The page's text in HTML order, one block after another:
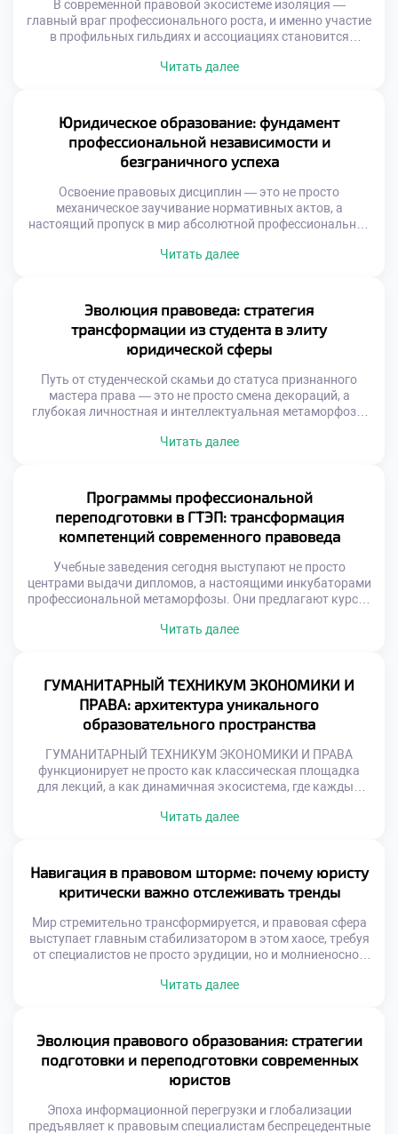
В современной правовой экосистеме изоляция —
главный враг профессионального роста, и именно участие
в профильных гильдиях и ассоциациях становится
сообщества. Интеграция в такие структуры открывает
которых невозможно представить карьеру топового
специалиста. Именно поэтому продуманное обучение в
московском […]
Читать далее
Юридическое образование: фундамент
профессиональной независимости и
безграничного успеха
Освоение правовых дисциплин — это не просто
механическое заучивание нормативных актов, а
настоящий пропуск в мир абсолютной профессиональной
увлекательный маршрут не заканчивается вручением
становится плацдармом для триумфа и самореализации.
Именно поэтому качественное обучение в московском
техникуме становится […]
Читать далее
Эволюция правоведа: стратегия
трансформации из студента в элиту
юридической сферы
Путь от студенческой скамьи до статуса признанного
мастера права — это не просто смена декораций, а
глубокая личностная и интеллектуальная метаморфоза.
давлением: от необходимости вызубрить массивы
московском техникуме становится тем самым надежным
трамплином, который позволяет будущим экспертам не
[…]
Читать далее
Программы профессиональной
переподготовки в ГТЭП: трансформация
компетенций современного правоведа
Учебные заведения сегодня выступают не просто
центрами выдачи дипломов, а настоящими инкубаторами
профессиональной метаморфозы. Они предлагают курсы,
меняют парадигму правового мышления, интегрируя
московском техникуме становится тем самым
стратегическим активом, который превращает
специалиста в универсального бойца, готового к […]
Читать далее
ГУМАНИТАРНЫЙ ТЕХНИКУМ ЭКОНОМИКИ И
ПРАВА: архитектура уникального
образовательного пространства
ГУМАНИТАРНЫЙ ТЕХНИКУМ ЭКОНОМИКИ И ПРАВА
функционирует не просто как классическая площадка
для лекций, а как динамичная экосистема, где каждый
лидерских качеств. Здесь не просто заучивают
вершить позитивные перемены. Именно поэтому
продуманное обучение в московском техникуме […]
Читать далее
Навигация в правовом шторме: почему юристу
критически важно отслеживать тренды
Мир стремительно трансформируется, и правовая сфера
выступает главным стабилизатором в этом хаосе, требуя
от специалистов не просто эрудиции, но и молниеносной
развития права перестало быть просто полезной
осознанное обучение в московском техникуме становится
тем самым надежным компасом, который позволяет
будущим экспертам […]
Читать далее
Эволюция правового образования: стратегии
подготовки и переподготовки современных
юристов
Эпоха информационной перегрузки и глобализации
предъявляет к правовым специалистам беспрецедентные